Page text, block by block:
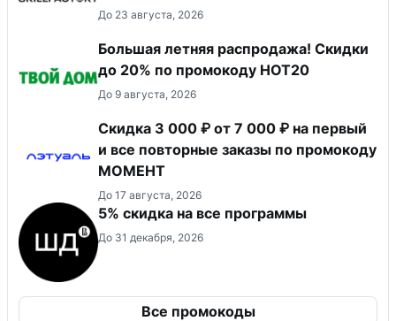
До 23 августа, 2026
Большая летняя распродажа! Скидки
до 20% по промокоду HOT20
До 9 августа, 2026
Скидка 3 000 ₽ от 7 000 ₽ на первый
и все повторные заказы по промокоду
МОМЕНТ
До 17 августа, 2026
5% скидка на все программы
До 31 декабря, 2026
Все промокоды